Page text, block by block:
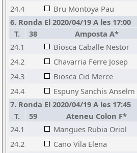
24.4
Bru Montoya Pau
6. Ronda El 2020/04/19 A les 17:00
T.
38 Amposta A*
24.1
Biosca Caballe Nestor
24.2
Chavarria Ferre Josep
24.3
Biosca Cid Merce
24.4
Espuny Sanchis Anselm
7. Ronda El 2020/04/19 A les 17:45
T.
59 Ateneu Colon F*
24.1
Mangues Rubia Oriol
24.2
Cano Vila Elena